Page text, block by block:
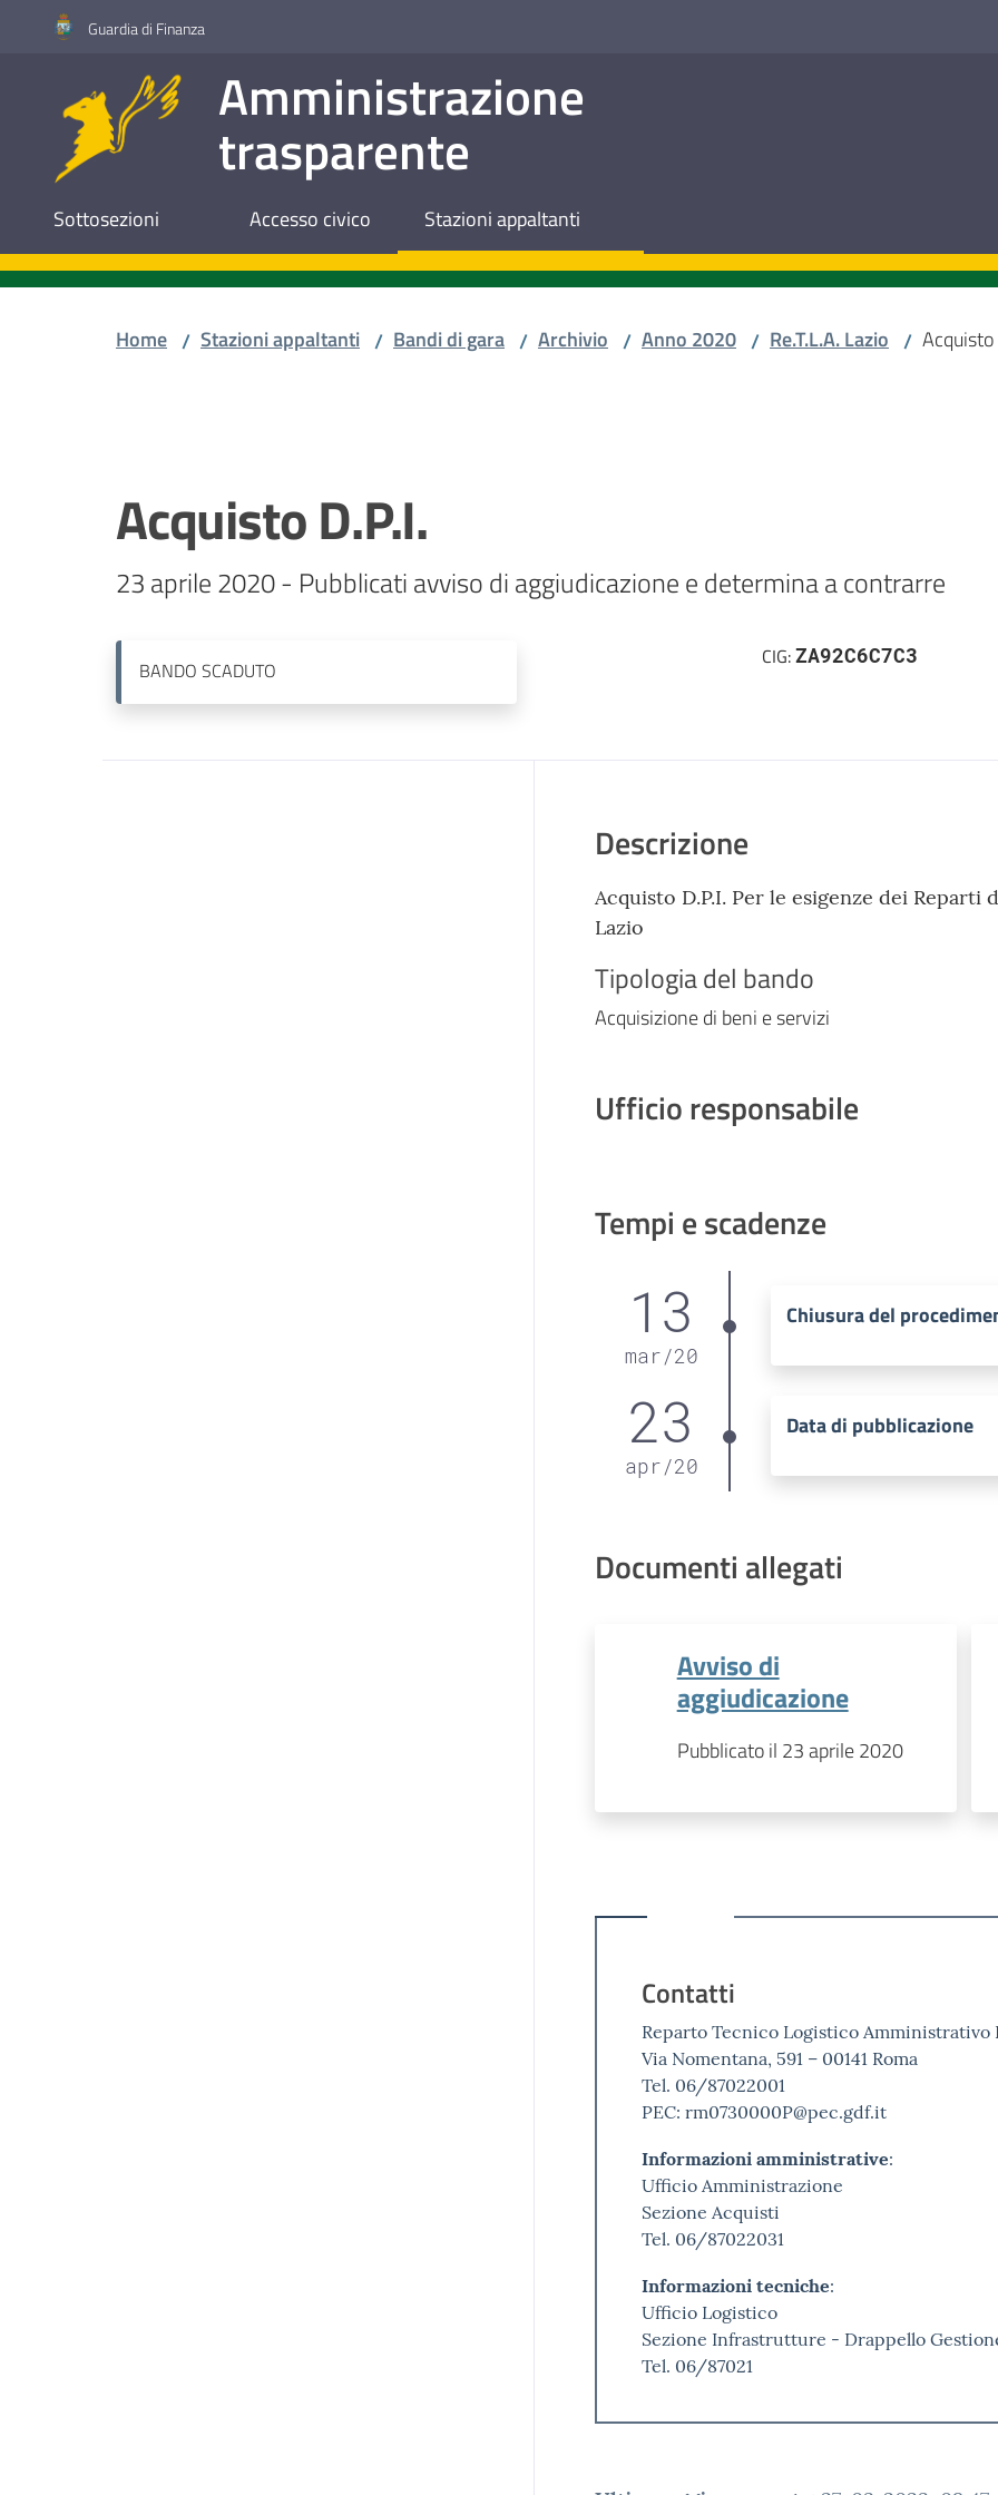
Vai al contenuto
Vai alla navigazione
Vai al footerGuardia di Finanza
Amministrazione
trasparente
Sottosezioni Accesso civico Stazioni appaltanti
Home / Stazioni appaltanti / Bandi di gara / Archivio / Anno 2020 / Re.T.L.A. Lazio / Acquisto
Acquisto D.P.I.
23 aprile 2020 - Pubblicati avviso di aggiudicazione e determina a contrarre
BANDO SCADUTO
CIG:ZA92C6C7C3
Descrizione
Acquisto D.P.I. Per le esigenze dei
Lazio
Tipologia del bando
Acquisizione di beni e servizi
Ufficio responsabile
Tempi e scadenze
13
mar/20
Chiusura del
23
apr/20
Data di pubblicazione
Documenti allegati
Avviso di
aggiudicazione
Pubblicato il 23 aprile 2020
Contatti
Reparto Tecnico Logistico Amministrativo
Via Nomentana, 591 – 00141 Roma
Tel. 06/87022001
PEC: rm0730000P@pec.gdf.it
Informazioni amministrative:
Ufficio Amministrazione
Sezione Acquisti
Tel. 06/87022031
Informazioni tecniche:
Ufficio Logistico
Sezione Infrastrutture - Drappello
Tel. 06/87021